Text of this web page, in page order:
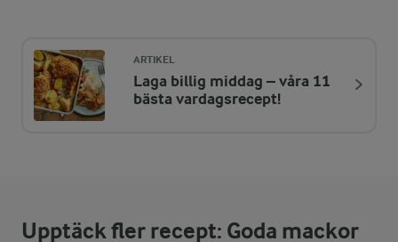
ENERGIDISTRIBUTION %
NÄRINGSVÄRDEN PER ST
Fett:
57,4 %
26,9 g
ARTIKEL
Laga billig middag – våra 11
bästa vardagsrecept!
Upptäck fler recept: Goda mackor